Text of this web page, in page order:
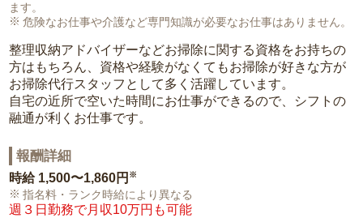
ます。
危険なお仕事や介護など専門知識が必要なお仕事はありません。
整理収納アドバイザーなどお掃除に関する資格をお持ちの
方はもちろん、資格や経験がなくてもお掃除が好きな方が
お掃除代行スタッフとして多く活躍しています。
自宅の近所で空いた時間にお仕事ができるので、シフトの
融通が利くお仕事です。
報酬詳細
時給 1,500〜1,860円 ※
指名料・ランク時給により異なる
週３日勤務で月収10万円も可能